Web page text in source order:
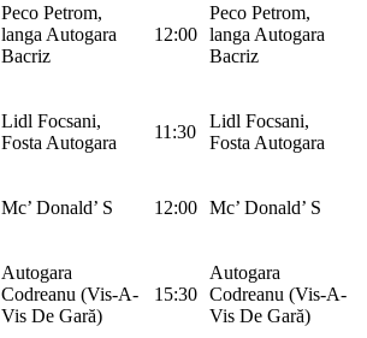
Peco Petrom,
langa Autogara
Bacriz
12:00
Peco Petrom,
langa Autogara
Bacriz
Lidl Focsani,
Fosta Autogara
11:30
Lidl Focsani,
Fosta Autogara
Mc’ Donald’ S 12:00 Mc’ Donald’ S
Autogara
Codreanu (Vis-A-
Vis De Gară)
15:30
Autogara
Codreanu (Vis-A-
Vis De Gară)